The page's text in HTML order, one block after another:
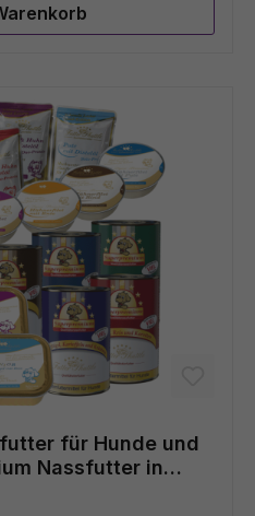
für Hunde und
Nassfutter in